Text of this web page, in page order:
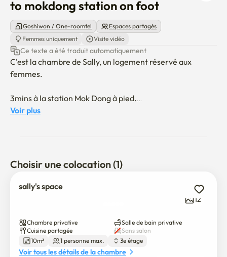
to mokdong station on foot
Goshiwon / One-roomtel
Espaces partagés
Femmes uniquement
Visite vidéo
Ce texte a été traduit automatiquement
C'est la chambre de Sally, un logement réservé aux
femmes.
3mins à la station Mok Dong à pied.
Tous les appareils ménagers et les meubles sont installés.
S'il vous plaît, utilisez-le beaucoup.
Voir plus
Choisir une colocation (1)
sally's space
12
Chambre privative
Salle de bain privative
Cuisine partagée
Sans salon
10m²
1 personne max. 3e étage
Voir tous les détails de la chambre